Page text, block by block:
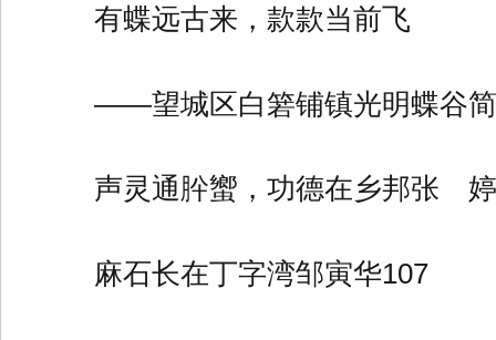
有蝶远古来，款款当前飞
——望城区白箬铺镇光明蝶谷
声灵通肸蠁，功德在乡邦张
麻石长在丁字湾邹寅华107